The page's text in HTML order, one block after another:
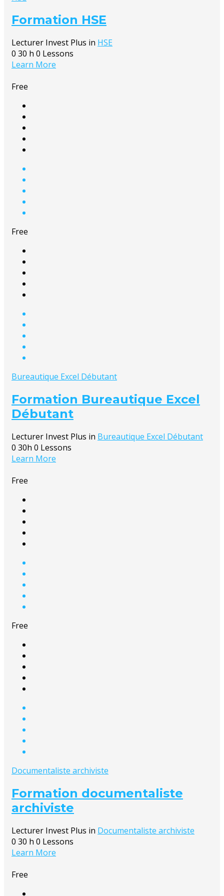
Formation HSE
Lecturer Invest Plus in HSE
0 30 h 0 Lessons
Learn More
Free
Free
Bureautique Excel Débutant
Formation Bureautique Excel
Débutant
Lecturer Invest Plus in Bureautique Excel Débutant
0 30h 0 Lessons
Learn More
Free
Free
Documentaliste archiviste
Formation documentaliste
archiviste
Lecturer Invest Plus in Documentaliste archiviste
0 30 h 0 Lessons
Learn More
Free